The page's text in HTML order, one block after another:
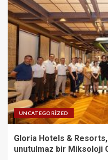
UNCATEGORIZED
Gloria Hotels &
unutulmaz bir Miksoloji